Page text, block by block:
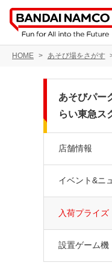
HOME あそび場をさがす
あそびパー
らい東急ス
店舗情報
イベント&ニ
入荷プライズ
設置ゲーム機